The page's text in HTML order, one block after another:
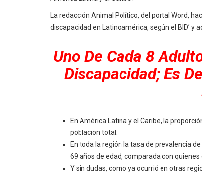
La redacción Animal Político, del portal Word,
discapacidad en Latinoamérica, según el BID’
Uno De Cada 8
Discapacidad; Es
En América Latina y el Caribe, la
población total.
En toda la región la tasa de prevalencia
69 años de edad, comparada con quienes
Y sin dudas, como ya ocurrió en otras